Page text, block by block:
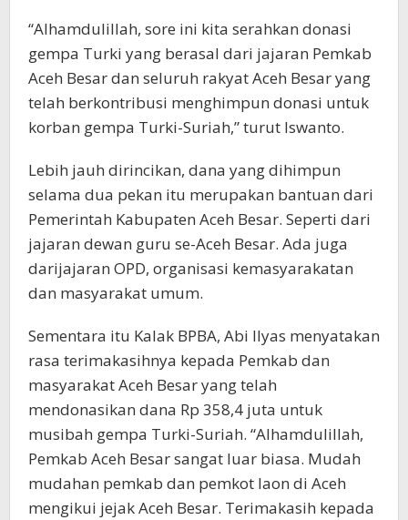
“Alhamdulillah, sore ini kita serahkan donasi
gempa Turki yang berasal dari jajaran Pemkab
Aceh Besar dan seluruh rakyat Aceh Besar yang
telah berkontribusi menghimpun donasi untuk
korban gempa Turki-Suriah,” turut Iswanto.
Lebih jauh dirincikan, dana yang dihimpun
selama dua pekan itu merupakan bantuan dari
Pemerintah Kabupaten Aceh Besar. Seperti dari
jajaran dewan guru se-Aceh Besar. Ada juga
darijajaran OPD, organisasi kemasyarakatan
dan masyarakat umum.
Sementara itu Kalak BPBA, Abi Ilyas menyatakan
rasa terimakasihnya kepada Pemkab dan
masyarakat Aceh Besar yang telah
mendonasikan dana Rp 358,4 juta untuk
musibah gempa Turki-Suriah. “Alhamdulillah,
Pemkab Aceh Besar sangat luar biasa. Mudah
mudahan pemkab dan pemkot laon di Aceh
mengikui jejak Aceh Besar. Terimakasih kepada